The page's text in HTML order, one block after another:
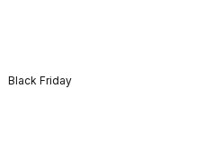
Black Friday